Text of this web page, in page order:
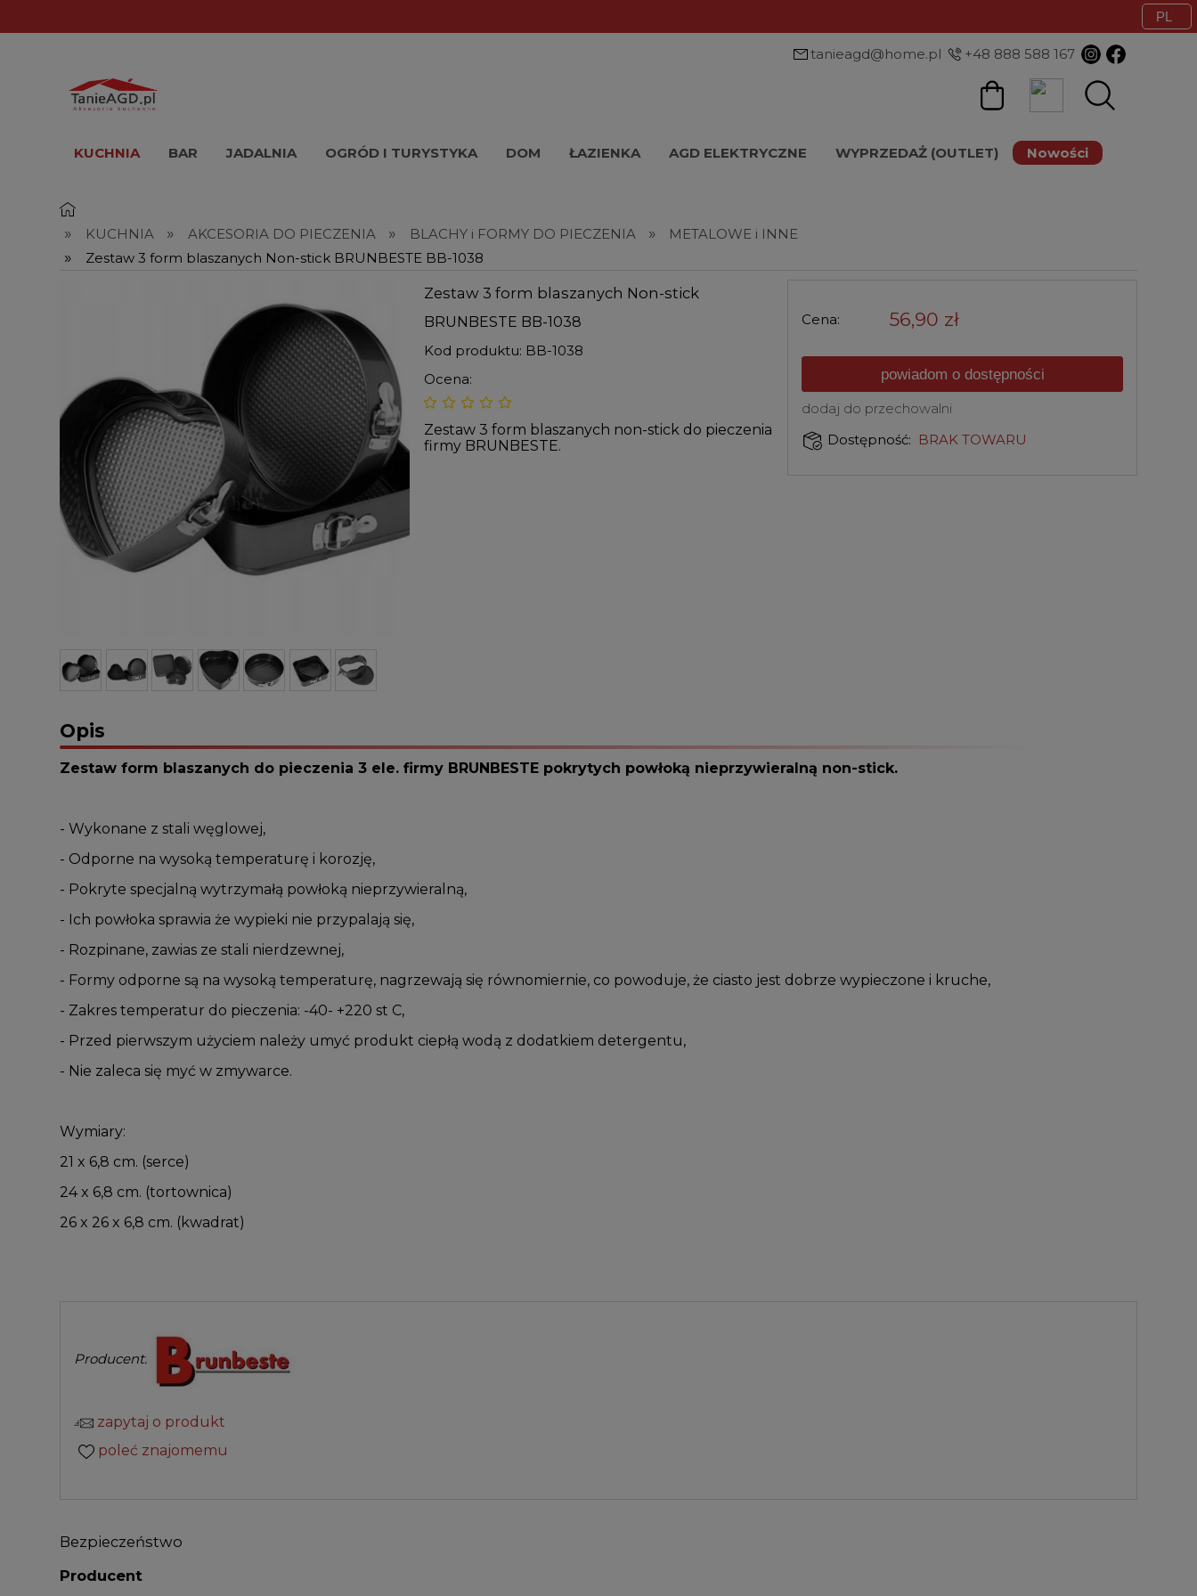
tanieagd@home.pl +48 888 588 167
KUCHNIA BAR JADALNIA OGRÓD I TURYSTYKA DOM ŁAZIENKA AGD ELEKTRYCZNE WYPRZEDAŻ (OUTLET) Nowości
» KUCHNIA » AKCESORIA DO PIECZENIA » BLACHY i FORMY DO PIECZENIA » METALOWE i INNE
» Zestaw 3 form blaszanych Non-stick BRUNBESTE BB-1038
Zestaw 3 form blaszanych Non-stick
BRUNBESTE BB-1038
Kod produktu: BB-1038
Ocena:
Zestaw 3 form blaszanych non-stick do pieczenia
firmy BRUNBESTE.
Cena: 56,90 zł
powiadom o dostępności
dodaj do przechowalni
Dostępność: BRAK TOWARU
Opis
Zestaw form blaszanych do pieczenia 3 ele. firmy BRUNBESTE pokrytych powłoką nieprzywieralną non-stick.
- Wykonane z stali węglowej,
- Odporne na wysoką temperaturę i korozję,
- Pokryte specjalną wytrzymałą powłoką nieprzywieralną,
- Ich powłoka sprawia że wypieki nie przypalają się,
- Rozpinane, zawias ze stali nierdzewnej,
- Formy odporne są na wysoką temperaturę, nagrzewają się równomiernie, co powoduje, że ciasto jest dobrze wypieczone i kruche,
- Zakres temperatur do pieczenia: -40- +220 st C,
- Przed pierwszym użyciem należy umyć produkt ciepłą wodą z dodatkiem detergentu,
- Nie zaleca się myć w zmywarce.
Wymiary:
21 x 6,8 cm. (serce)
24 x 6,8 cm. (tortownica)
26 x 26 x 6,8 cm. (kwadrat)
Producent:
zapytaj o produkt
poleć znajomemu
Bezpieczeństwo
Producent